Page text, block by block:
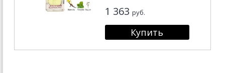
1 363 руб.